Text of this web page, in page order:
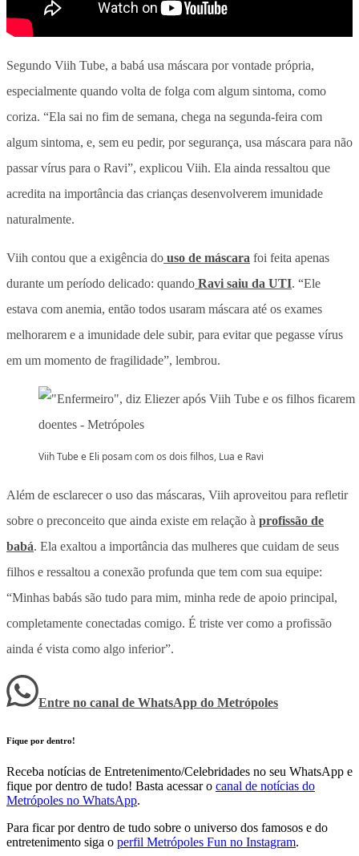
Segundo Viih Tube, a babá usa máscara por vontade própria,
especialmente quando volta de folga com algum sintoma, como
coriza. “Ela sai no fim de semana, chega na segunda-feira com
algum sintoma, e, sem eu pedir, por segurança, usa máscara para não
passar vírus para o Ravi”, explicou Viih. Ela ainda ressaltou que
acredita na importância das crianças desenvolverem imunidade
naturalmente.
Viih contou que a exigência do uso de máscara foi feita apenas
durante um período delicado: quando Ravi saiu da UTI. “Ele
estava com anemia, então todos usaram máscara até os exames
melhorarem e a imunidade dele subir, para evitar que pegasse vírus
em um momento de fragilidade”, lembrou.
Viih Tube e Eli posam com os dois filhos, Lua e Ravi
Além de esclarecer o uso das máscaras, Viih aproveitou para refletir
sobre o preconceito que ainda existe em relação à profissão de
babá. Ela exaltou a importância das mulheres que cuidam de seus
filhos e ressaltou a conexão profunda que tem com sua equipe:
“Minhas babás são tudo para mim, minha rede de apoio principal,
completamente conectadas comigo. É triste ver como a profissão
ainda é vista como algo inferior”.
Entre no canal de WhatsApp do Metrópoles
Fique por dentro!
Receba notícias de Entretenimento/Celebridades no seu WhatsApp e
fique por dentro de tudo! Basta acessar o canal de notícias do
Metrópoles no WhatsApp.
Para ficar por dentro de tudo sobre o universo dos famosos e do
entretenimento siga o perfil Metrópoles Fun no Instagram.